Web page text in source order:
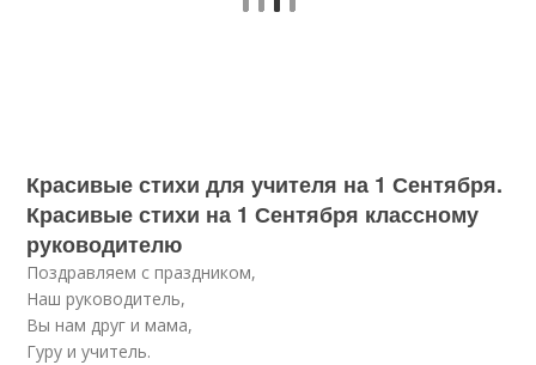
Красивые стихи для учителя на 1 Сентября.
Красивые стихи на 1 Сентября классному
руководителю
Поздравляем с праздником,
Наш руководитель,
Вы нам друг и мама,
Гуру и учитель.